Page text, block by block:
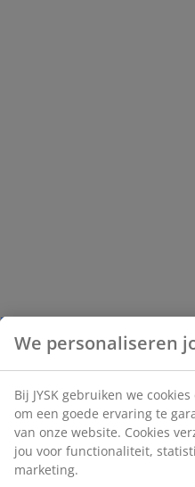
We personaliseren
Bij JYSK gebruiken we
om een goede ervaring te
van onze website. Cookies
jou voor functionaliteit,
marketing.